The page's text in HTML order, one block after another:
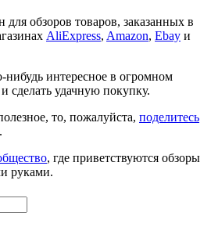
для обзоров товаров, заказанных в
AliExpress, Amazon, Ebay и
нибудь интересное в огромном
сделать удачную покупку.
то, пожалуйста, поделитесь
, где приветствуются обзоры
руками.